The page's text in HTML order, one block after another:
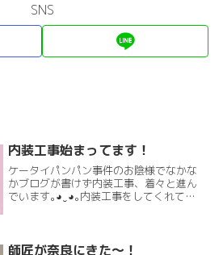
SNS
内装工事始まってます！
ケータイパンパン事件のお陰様でなかな
かブログが書けず内装工事、着々と進ん
でいます｡⁠◕⁠‿⁠◕⁠｡内装工事をしてくれてる
師匠が奈良にきた～！